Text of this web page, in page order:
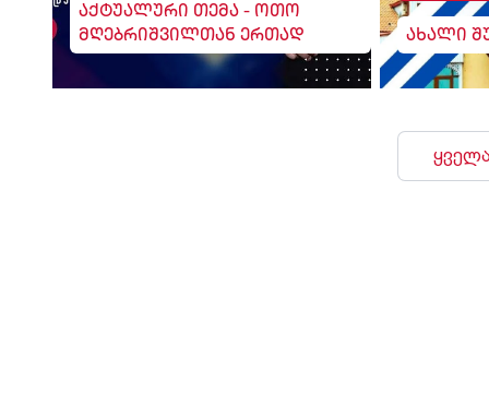
აქტუალური თემა - ოთო
მღებრიშვილთან ერთად
ახალი